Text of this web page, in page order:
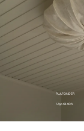
PLAFONDER
Upp till 40%